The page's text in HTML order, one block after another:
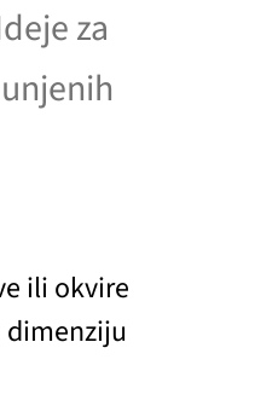
za
ili okvire
dimenziju